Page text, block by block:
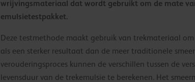
wrijvingsmateriaal dat wordt gebruikt om de mate
emulsietestpakket.
Deze testmethode maakt gebruik van trekmateriaal
als een sterker resultaat dan de meer traditionele
verouderingsproces kunnen de verschillen tussen de
levensduur van de trekemulsie te berekenen. Het